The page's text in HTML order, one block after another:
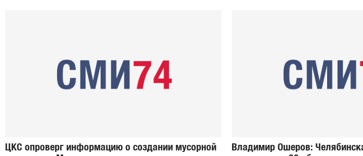
ЦКС опроверг информацию о создании мусорной
Владимир Ошеров: